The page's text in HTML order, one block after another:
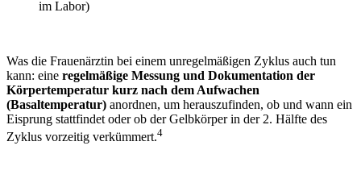
im Labor)
Was die Frauenärztin bei einem unregelmäßigen Zyklus auch tun
kann: eine regelmäßige Messung und Dokumentation der
Körpertemperatur kurz nach dem Aufwachen
(Basaltemperatur) anordnen, um herauszufinden, ob und wann ein
Eisprung stattfindet oder ob der Gelbkörper in der 2. Hälfte des
Zyklus vorzeitig verkümmert.4